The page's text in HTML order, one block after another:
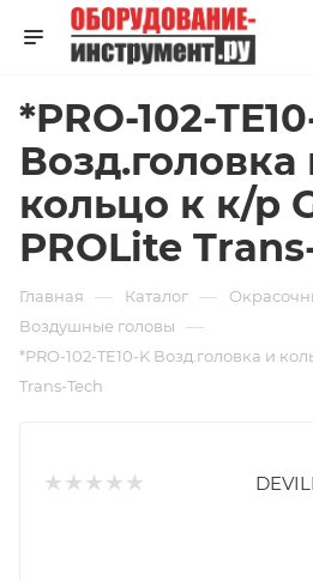
*PRO-102-
Возд.головка
кольцо к к/р
PROLite
Главная — Каталог —
Воздушные головы —
*PRO-102-TE10-K Возд.головка и
Trans-Tech